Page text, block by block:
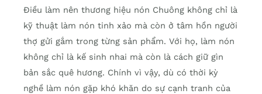
Điều làm nên thương hiệu nón Chuông không chỉ là
kỹ thuật làm nón tinh xảo mà còn ở tâm hồn người
thợ gửi gắm trong từng sản phẩm. Với họ, làm nón
không chỉ là kế sinh nhai mà còn là cách giữ gìn
bản sắc quê hương. Chính vì vậy, dù có thời kỳ
nghề làm nón gặp khó khăn do sự cạnh tranh của